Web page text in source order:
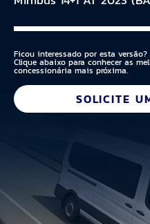
Ficou interessado por esta versão?
Clique abaixo para conhecer as
concessionária mais próxima.
SOLICITE